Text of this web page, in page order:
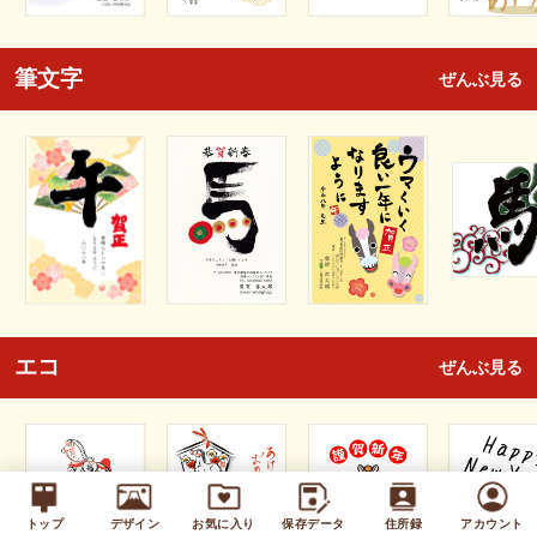
トップ デザイン お気に入り 保存データ 住所録 アカウント
筆文字 ぜんぶ見る
エコ ぜんぶ見る